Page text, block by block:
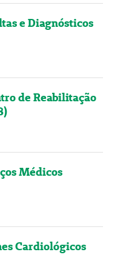
e Diagnósticos
de Reabilitação
Médicos
Cardiológicos